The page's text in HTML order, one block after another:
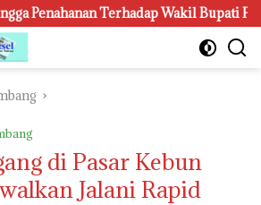
Terhadap Wakil Bupati Pali
di Pasar Kebun
Jalani Rapid